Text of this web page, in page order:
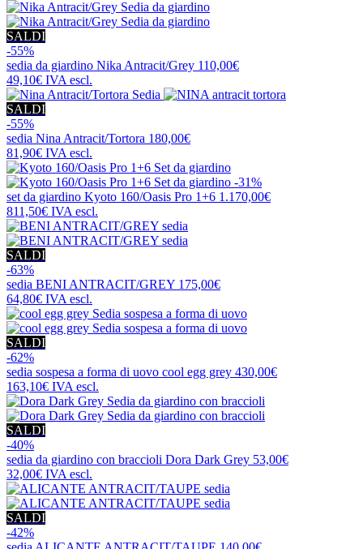
SALDI
-55%
sedia da giardino Nika Antracit/Grey 110,00€
49,10€ IVA escl.
SALDI
-55%
sedia Nina Antracit/Tortora 180,00€
81,90€ IVA escl.
-31%
set da giardino Kyoto 160/Oasis Pro 1+6 1.170,00€
811,50€ IVA escl.
SALDI
-63%
sedia BENI ANTRACIT/GREY 175,00€
64,80€ IVA escl.
SALDI
-62%
sedia sospesa a forma di uovo cool egg grey 430,00€
163,10€ IVA escl.
SALDI
-40%
sedia da giardino con braccioli Dora Dark Grey 53,00€
32,00€ IVA escl.
SALDI
-42%